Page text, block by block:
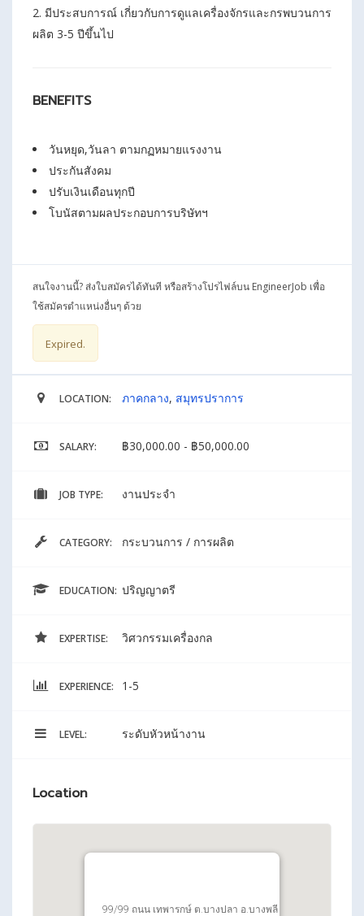
มีประสบการณ์ เกี่ยวกับการดูแลเครื่องจักรและกรพบวนการ
ผลิต 3-5 ปีขึ้นไป
BENEFITS
วันหยุด,วันลา ตามกฏหมายแรงงาน
ประกันสังคม
ปรับเงินเดือนทุกปี
โบนัสตามผลประกอบการบริษัทฯ
สนใจงานนี้? ส่งใบสมัครได้ทันที หรือสร้างโปรไฟล์บน EngineerJob เพื่อ
ใช้สมัครตำแหน่งอื่นๆ ด้วย
Expired.
LOCATION: ภาคกลาง, สมุทรปราการ
SALARY: ฿30,000.00 - ฿50,000.00
JOB TYPE: งานประจำ
CATEGORY: กระบวนการ / การผลิต
EDUCATION: ปริญญาตรี
EXPERTISE: วิศวกรรมเครื่องกล
EXPERIENCE: 1-5
LEVEL: ระดับหัวหน้างาน
Location
99/99 ถนน เทพารกษ์ ต.บางปลา อ.บางพลี